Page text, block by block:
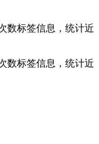
数标签信息，统计近
数标签信息，统计近